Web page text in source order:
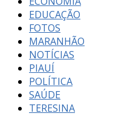
EDUCAÇÃO
FOTOS
MARANHÃO
NOTÍCIAS
PIAUÍ
POLÍTICA
SAÚDE
TERESINA